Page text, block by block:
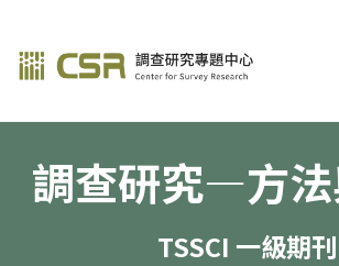
調查研究—方法與應
調查研究—方法
TSSCI 一級期刊